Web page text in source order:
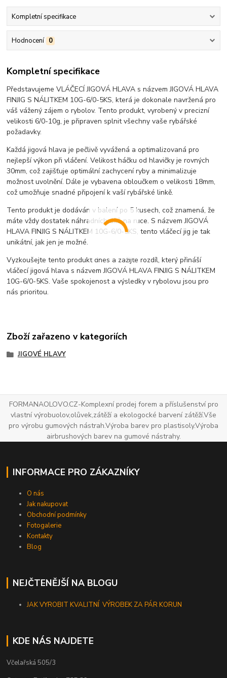
Kompletní specifikace
Hodnocení 0
Kompletní specifikace
Představujeme VLÁČECÍ JIGOVÁ HLAVA s názvem JIGOVÁ HLAVA
FINJIG S NÁLITKEM 10G-6/0-5KS, která je dokonale navržená pro
váš vážený zájem o rybolov. Tento produkt, vyrobený v precizní
velikosti 6/0-10g, je připraven splnit všechny vaše rybářské
požadavky.
Každá jigová hlava je pečlivě vyvážená a optimalizovaná pro
nejlepší výkon při vláčení. Velikost háčku od hlavičky je rovných
30mm, což zajišťuje optimální zachycení ryby a minimalizuje
možnost uvolnění. Dále je vybavena obloučkem o velikosti 18mm,
což umožňuje snadné připojení k vaší rybářské linkě.
Tento produkt je dodáván v balení po 5 kusech, což znamená, že
máte vždy dostatek náhradních dílů na ruce. S názvem JIGOVÁ
HLAVA FINJIG S NÁLITKEM 10G-6/0-5KS, tento vláčecí jig je tak
unikátní, jak jen je možné.
Vyzkoušejte tento produkt dnes a zažijte rozdíl, který přináší
vláčecí jigová hlava s názvem JIGOVÁ HLAVA FINJIG S NÁLITKEM
10G-6/0-5KS. Vaše spokojenost a výsledky v rybolovu jsou pro
nás prioritou.
Zboží zařazeno v kategoriích
JIGOVÉ HLAVY
FORMANAOLOVO.CZ-Komplexní prodej forem a příslušenství pro
vlastní výrobuolov,olůvek,zátěží a ekologocké barvení zátěží.Vše
pro výrobu gumových nástrah.Výroba barev pro plastisoly.Výroba
airbrushových barev na gumové nástrahy.
INFORMACE PRO ZÁKAZNÍKY
O nás
Jak nakupovat
Obchodní podmínky
Fotogalerie
Kontakty
Blog
NEJČTENĚJŠÍ NA BLOGU
JAK VYROBIT KVALITNÍ VÝROBEK ZA PÁR KORUN
KDE NÁS NAJDETE
Včelařská 505/3